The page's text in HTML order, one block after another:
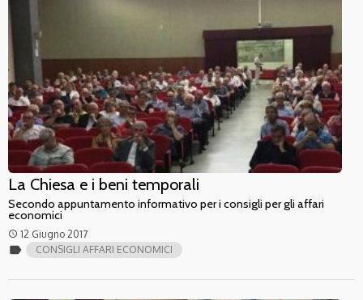
La Chiesa e i beni temporali
Secondo appuntamento informativo per i consigli per gli affari
economici
access_time 12 Giugno 2017
label CONSIGLI AFFARI ECONOMICI